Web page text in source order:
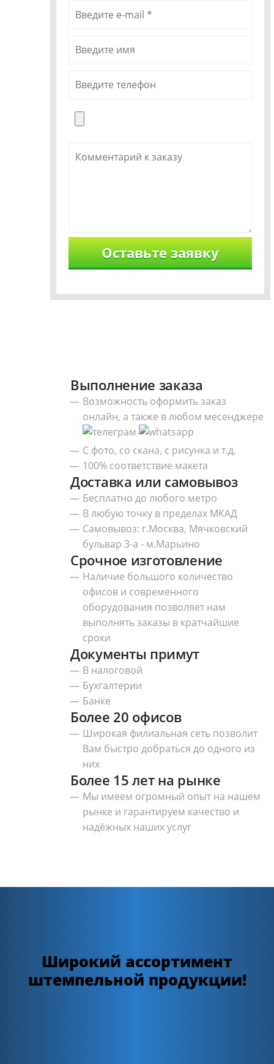
Выполнение заказа
Возможность оформить заказ
онлайн, а также в любом месенджере
С фото, со скана, с рисунка и т.д.
100% соответствие макета
Доставка или самовывоз
Бесплатно до любого метро
В любую точку в пределах МКАД
Самовывоз: г.Москва, Мячковский
бульвар 3-а - м.Марьино
Срочное изготовление
Наличие большого количество
офисов и современного
оборудования позволяет нам
выполнять заказы в кратчайшие
сроки
Документы примут
В налоговой
Бухгалтерии
Банке
Более 20 офисов
Широкая филиальная сеть позволит
Вам быстро добраться до одного из
них
Более 15 лет на рынке
Мы имеем огромный опыт на нашем
рынке и гарантируем качество и
надёжных наших услуг
Широкий ассортимент
штемпельной продукции!